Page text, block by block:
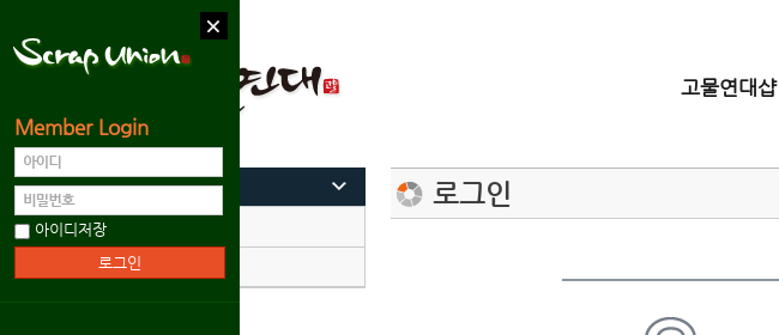
Member Login
아이디저장
고물연대샵
회원메뉴 로그인